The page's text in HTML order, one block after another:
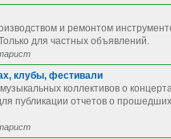
и ремонтом
для частных объявлений.
клубы, фестивали
коллективов о
публикации отчетов о